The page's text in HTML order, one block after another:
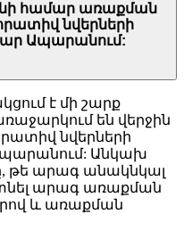
համար առաքման
նվերների
Ապարանում:
է մի շարք
են վերջին
նվերների
Անկախ
թե արագ անակնկալ
արագ առաքման
և առաքման